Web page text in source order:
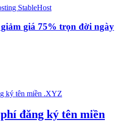
giá 75% trọn đời ngày
đăng ký tên miền